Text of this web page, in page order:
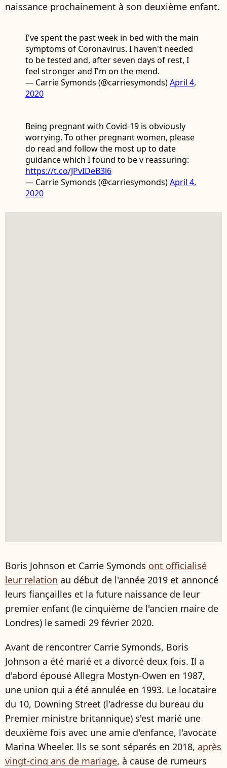
naissance prochainement à son deuxième enfant.
I've spent the past week in bed with the main
symptoms of Coronavirus. I haven't needed
to be tested and, after seven days of rest, I
feel stronger and I'm on the mend.
— Carrie Symonds (@carriesymonds)April 4,
2020
Being pregnant with Covid-19 is obviously
worrying. To other pregnant women, please
do read and follow the most up to date
guidance which I found to be v reassuring:
https://t.co/JPvIDeB3l6
— Carrie Symonds (@carriesymonds)April 4,
2020
Boris Johnson et Carrie Symonds ont officialisé
leur relation au début de l'année 2019 et annoncé
leurs fiançailles et la future naissance de leur
premier enfant (le cinquième de l'ancien maire de
Londres) le samedi 29 février 2020.
Avant de rencontrer Carrie Symonds, Boris
Johnson a été marié et a divorcé deux fois. Il a
d'abord épousé Allegra Mostyn-Owen en 1987,
une union qui a été annulée en 1993. Le locataire
du 10, Downing Street (l'adresse du bureau du
Premier ministre britannique) s'est marié une
deuxième fois avec une amie d'enfance, l'avocate
Marina Wheeler. Ils se sont séparés en 2018, après
vingt-cinq ans de mariage, à cause de rumeurs